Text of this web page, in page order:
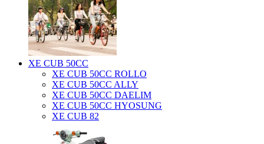
XE CUB 50CC
XE CUB 50CC ROLLO
XE CUB 50CC ALLY
XE CUB 50CC DAELIM
XE CUB 50CC HYOSUNG
XE CUB 82